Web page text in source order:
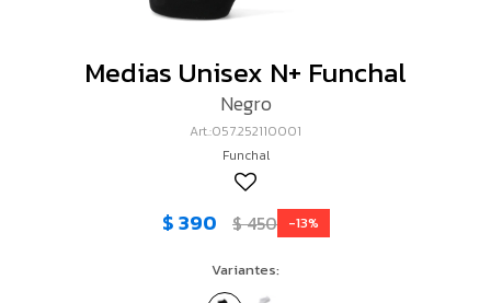
Medias Unisex N+ Funchal
Negro
057.252110001
Funchal
$390 $450 13
Variantes: